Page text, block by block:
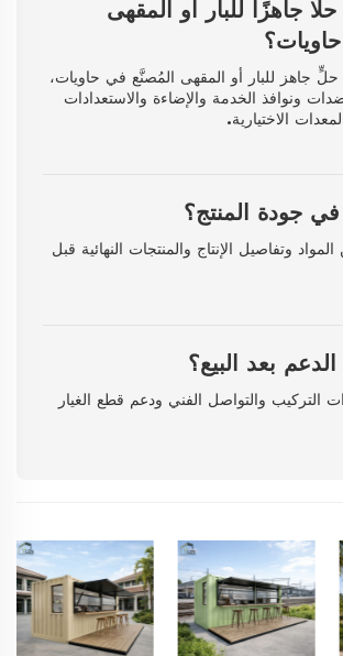
جاهزًا للبار أو المقهى
حلٍّ جاهز للبار أو المقهى المُصنَّع في حاويات،
ونوافذ الخدمة والإضاءة والاستعدادات
الاختيارية.
جودة المنتج؟
وتفاصيل الإنتاج والمنتجات النهائية قبل
بعد البيع؟
التركيب والتواصل الفني ودعم قطع الغيار